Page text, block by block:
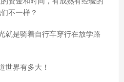
不一样？
就是骑着自行车穿行在放学路
世界有多大！